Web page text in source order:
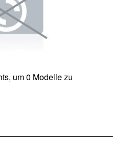
um 0 Modelle zu